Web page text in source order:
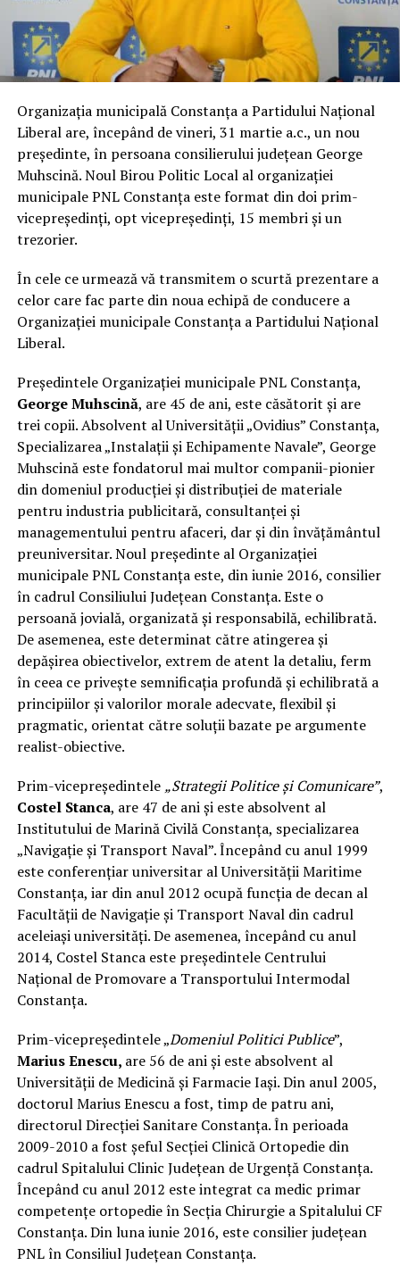
Organizația municipală Constanța a Partidului Național
Liberal are, începând de vineri, 31 martie a.c., un nou
președinte, în persoana consilierului județean George
Muhscină. Noul Birou Politic Local al organizației
municipale PNL Constanța este format din doi prim-
vicepreședinți, opt vicepreședinți, 15 membri și un
trezorier.
În cele ce urmează vă transmitem o scurtă prezentare a
celor care fac parte din noua echipă de conducere a
Organizației municipale Constanța a Partidului Național
Liberal.
Președintele Organizației municipale PNL Constanța,
George Muhscină, are 45 de ani, este căsătorit și are
trei copii. Absolvent al Universității „Ovidius” Constanța,
Specializarea „Instalații și Echipamente Navale”, George
Muhscină este fondatorul mai multor companii-pionier
din domeniul producției și distribuției de materiale
pentru industria publicitară, consultanței și
managementului pentru afaceri, dar și din învățământul
preuniversitar. Noul președinte al Organizației
municipale PNL Constanța este, din iunie 2016, consilier
în cadrul Consiliului Județean Constanța. Este o
persoană jovială, organizată și responsabilă, echilibrată.
De asemenea, este determinat către atingerea și
depășirea obiectivelor, extrem de atent la detaliu, ferm
în ceea ce privește semnificația profundă și echilibrată a
principiilor și valorilor morale adecvate, flexibil și
pragmatic, orientat către soluții bazate pe argumente
realist-obiective.
Prim-vicepreședintele „Strategii Politice și Comunicare”,
Costel Stanca, are 47 de ani și este absolvent al
Institutului de Marină Civilă Constanța, specializarea
„Navigație și Transport Naval”. Începând cu anul 1999
este conferențiar universitar al Universității Maritime
Constanța, iar din anul 2012 ocupă funcția de decan al
Facultății de Navigație și Transport Naval din cadrul
aceleiași universități. De asemenea, începând cu anul
2014, Costel Stanca este președintele Centrului
Național de Promovare a Transportului Intermodal
Constanța.
Prim-vicepreședintele „Domeniul Politici Publice”,
Marius Enescu, are 56 de ani și este absolvent al
Universității de Medicină și Farmacie Iași. Din anul 2005,
doctorul Marius Enescu a fost, timp de patru ani,
directorul Direcției Sanitare Constanța. În perioada
2009-2010 a fost șeful Secției Clinică Ortopedie din
cadrul Spitalului Clinic Județean de Urgență Constanța.
Începând cu anul 2012 este integrat ca medic primar
competențe ortopedie în Secția Chirurgie a Spitalului CF
Constanța. Din luna iunie 2016, este consilier județean
PNL în Consiliul Județean Constanța.